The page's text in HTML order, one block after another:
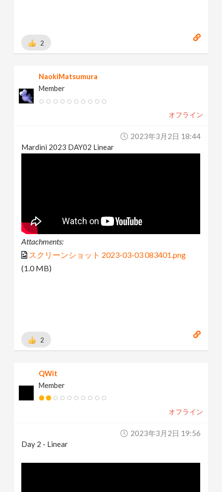
2
NaokiMatsumura
Member
オフライン
2023年3月2日 18:44
Mardini 2023 DAY02 Linear
Attachments:
スクリーンショット 2023-03-03 083401.png
(1.0 MB)
2
QWit
Member
オフライン
2023年3月2日 19:56
Day 2 - Linear